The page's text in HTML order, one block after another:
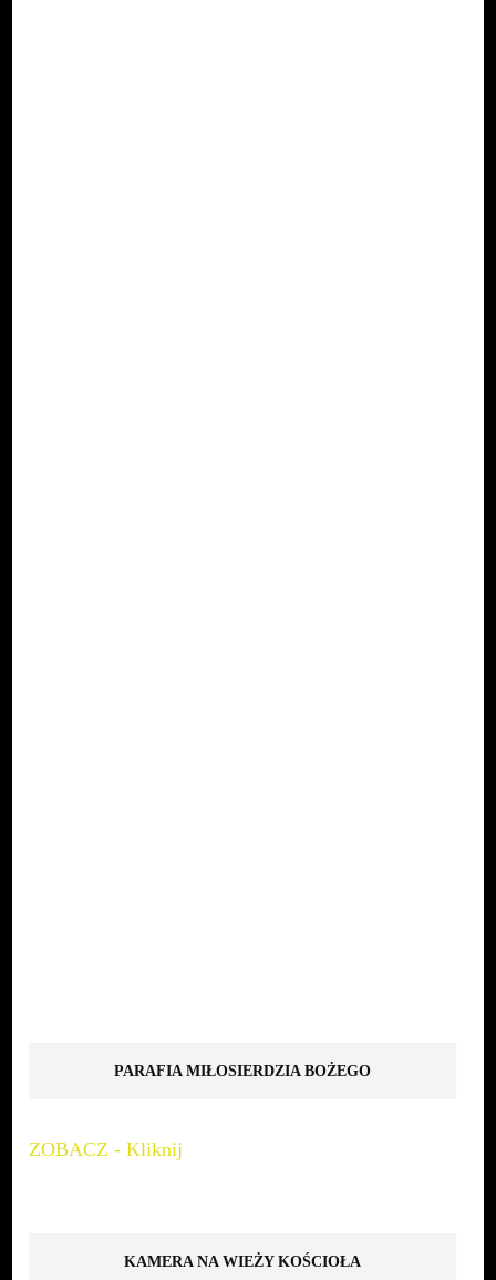
PARAFIA MIŁOSIERDZIA BOŻEGO
ZOBACZ - Kliknij
KAMERA NA WIEŻY KOŚCIOŁA